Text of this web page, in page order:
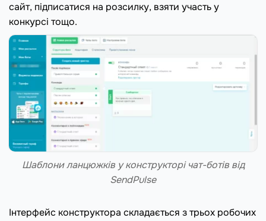
сайт, підписатися на розсилку, взяти участь у
конкурсі тощо.
Шаблони ланцюжків у конструкторі чат-ботів від
SendPulse
Інтерфейс конструктора складається з трьох робочих